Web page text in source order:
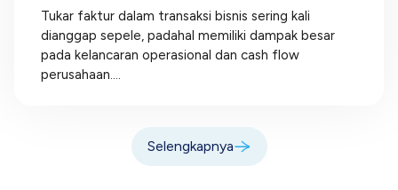
Tukar faktur dalam transaksi bisnis sering kali
dianggap sepele, padahal memiliki dampak besar
pada kelancaran operasional dan cash flow
perusahaan....
Selengkapnya